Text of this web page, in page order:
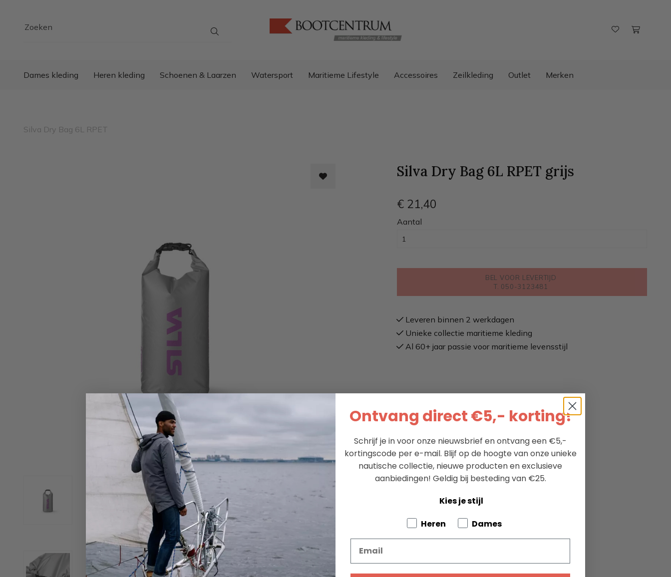
Zoeken
Dames kleding Heren kleding Schoenen & Laarzen Watersport Maritieme Lifestyle Accessoires Zeilkleding Outlet Merken
Silva Dry Bag 6L RPET
Silva Dry Bag 6L RPET grijs
€ 21,40
Aantal
BEL VOOR LEVERTIJD
T. 050-3123481
Leveren binnen 2 werkdagen
Unieke collectie maritieme kleding
Al 60+ jaar passie voor maritieme levensstijl
Ontvang direct €5,- korting!
Schrijf je in voor onze nieuwsbrief en ontvang een €5,-
kortingscode per e-mail. Blijf op de hoogte van onze unieke
nautische collectie, nieuwe producten en exclusieve
aanbiedingen! Geldig bij besteding van €25.
Kies je stijl
Tell us about your pets
Heren
Dames